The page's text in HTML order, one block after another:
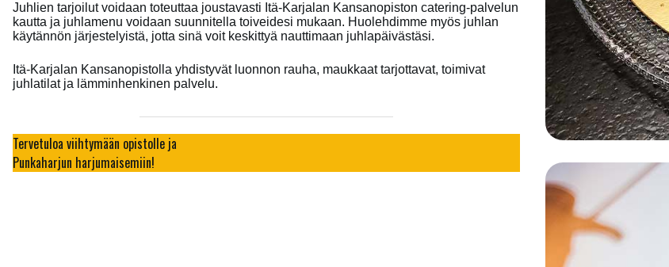
Juhlien tarjoilut voidaan toteuttaa joustavasti Itä-Karjalan Kansanopiston catering-palvelun
kautta ja juhlamenu voidaan suunnitella toiveidesi mukaan. Huolehdimme myös juhlan
käytännön järjestelyistä, jotta sinä voit keskittyä nauttimaan juhlapäivästäsi.
Itä-Karjalan Kansanopistolla yhdistyvät luonnon rauha, maukkaat tarjottavat, toimivat
juhlatilat ja lämminhenkinen palvelu.
Tervetuloa viihtymään opistolle ja
Punkaharjun harjumaisemiin!